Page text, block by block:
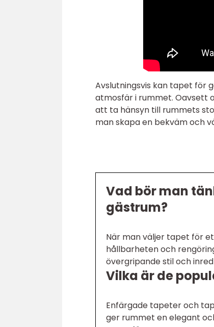
Avslutningsvis kan tapet för
atmosfär i rummet. Oavsett
att ta hänsyn till rummets
man skapa en bekväm och
Vad bör man
gästrum?
När man väljer tapet för
hållbarheten och
övergripande stil och
Vilka är de
Enfärgade tapeter och
ger rummet en elegant